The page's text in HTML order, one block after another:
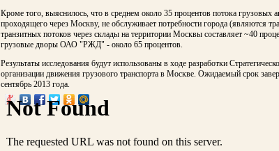
Кроме того, выяснилось, что в среднем около 35 процентов потока грузовых
проходящего через Москву, не обслуживает потребности города (являются
транзитных потоков через склады на территории Москвы составляет ~40
грузовые дворы ОАО "РЖД" - около 65 процентов.
Результаты исследования будут использованы в ходе разработки
организации движения грузового транспорта в Москве. Ожидаемый срок
сентябрь 2013 года.